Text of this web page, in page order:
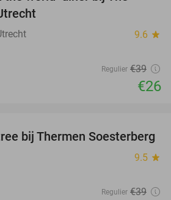
9.6 star
Regulier €39
€26
29%
bij Thermen Soesterberg
9.5 star
Regulier €39